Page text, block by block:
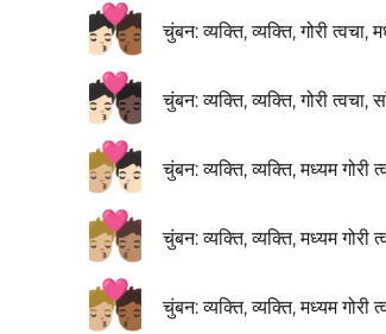
🧑🏻‍❤️‍💋‍🧑🏾 चुंबन: व्यक्ति, व्यक्ति, गोरी त्वचा,
🧑🏻‍❤️‍💋‍🧑🏿 चुंबन: व्यक्ति, व्यक्ति, गोरी त्वचा,
🧑🏼‍❤️‍💋‍🧑🏻 चुंबन: व्यक्ति, व्यक्ति, मध्यम गोरी
🧑🏼‍❤️‍💋‍🧑🏽 चुंबन: व्यक्ति, व्यक्ति, मध्यम गोरी
🧑🏼‍❤️‍💋‍🧑🏾 चुंबन: व्यक्ति, व्यक्ति, मध्यम गोरी